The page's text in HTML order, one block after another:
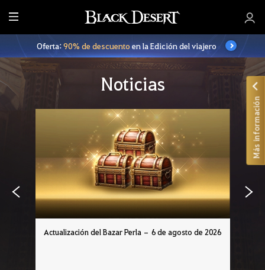
T
o
d
o
Oferta:90% de descuentoen la Edición del viajero
Noticias
Actualización del Bazar Perla – 6 de agosto de 2026
Más información